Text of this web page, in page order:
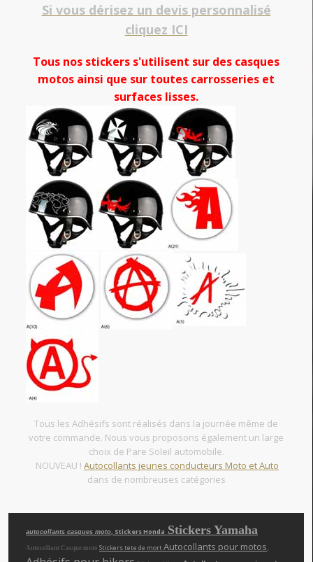
Si vous dérisez un devis personnalisé
cliquez ICI
Tous nos stickers s'utilisent sur des casques
motos ainsi que sur toutes carrosseries et
surfaces lisses.
Tous les Adhésifs sont réalisés dans la journée même de
votre commande. Nous vous proposons également un large
choix de Pare Soleil automobile.
NOUVEAU ! Autocollants jeunes conducteurs Moto et Auto
dans de nombreuses catégories
autocollants casques moto, Stickers Honda Stickers Yamaha
Autocollant Casque moto Stickers tete de mortAutocollants pour motos,